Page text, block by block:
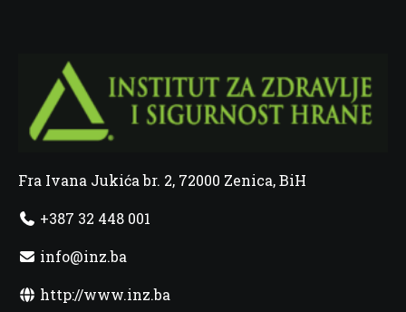
Fra Ivana Jukića br. 2, 72000 Zenica, BiH
+387 32 448 001
info@inz.ba
http://www.inz.ba